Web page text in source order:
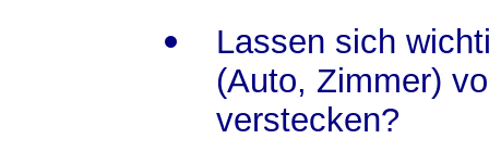
Lassen sich
(Auto, Zimmer)
verstecken?